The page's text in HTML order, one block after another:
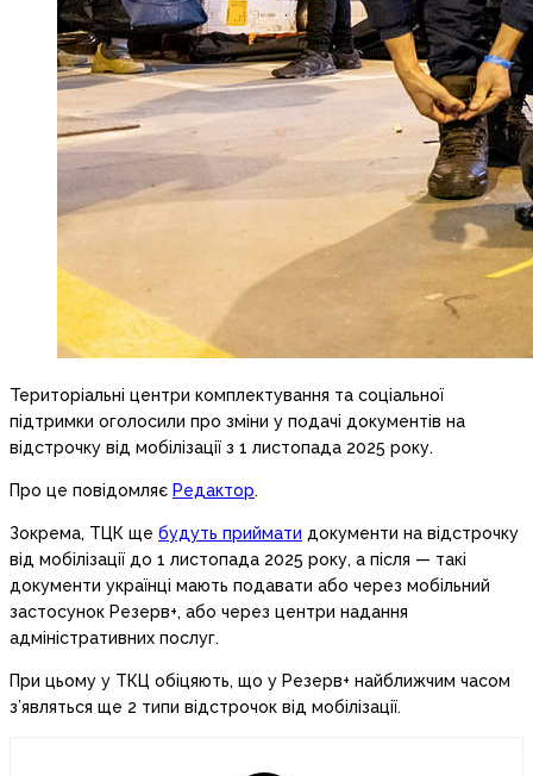
Територіальні центри комплектування та соціальної
підтримки оголосили про зміни у подачі документів на
відстрочку від мобілізації з 1 листопада 2025 року.
Про це повідомляє Редактор.
Зокрема, ТЦК ще будуть приймати документи на відстрочку
від мобілізації до 1 листопада 2025 року, а після — такі
документи українці мають подавати або через мобільний
застосунок Резерв+, або через центри надання
адміністративних послуг.
При цьому у ТКЦ обіцяють, що у Резерв+ найближчим часом
з’являться ще 2 типи відстрочок від мобілізації.